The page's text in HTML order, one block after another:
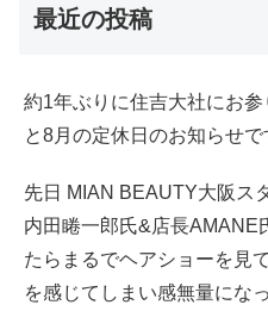
最近の投稿
約1年ぶりに住吉大社にお
と8月の定休日のお知らせで
先日 MIAN BEAUTY大阪ス
内田睠一郎氏&店長AMANE
たらまるでヘアショーを見
を感じてしまい感無量にな